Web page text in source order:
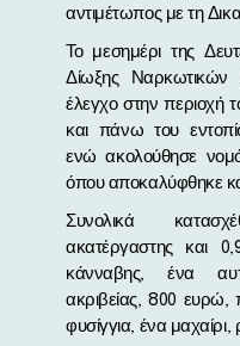
αντιμέτωπος με τη
Το μεσημέρι της
Δίωξης Ναρκωτικών
έλεγχο στην περιοχή
και πάνω του
ενώ ακολούθησε
όπου αποκαλύφθηκε
Συνολικά
ακατέργαστης και
κάνναβης, ένα
ακριβείας, 800 ευρώ,
φυσίγγια, ένα